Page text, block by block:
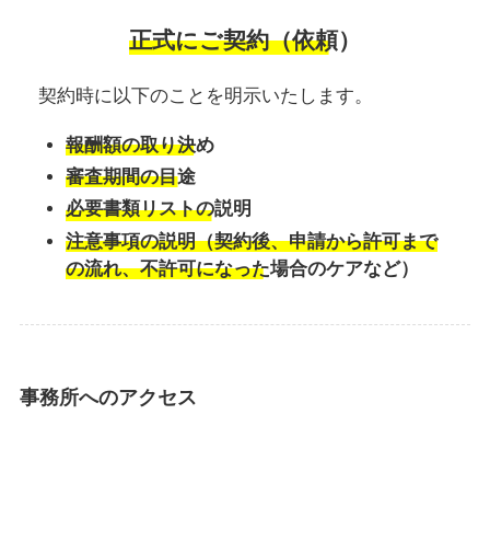
正式にご契約（依頼）
契約時に以下のことを明示いたします。
報酬額の取り決め
審査期間の目途
必要書類リストの説明
注意事項の説明（契約後、申請から許可まで
の流れ、不許可になった場合のケアなど）
事務所へのアクセス